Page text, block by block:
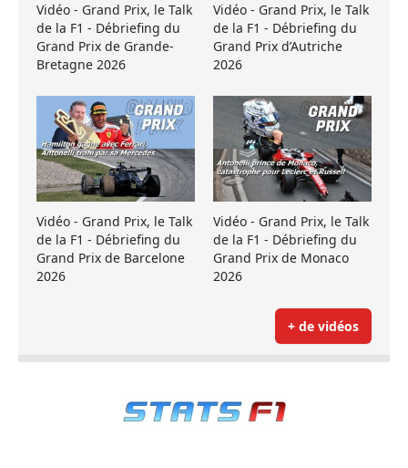
Vidéo - Grand Prix, le Talk
de la F1 - Débriefing du
Grand Prix de Grande-
Bretagne 2026
Vidéo - Grand Prix, le Talk
de la F1 - Débriefing du
Grand Prix d’Autriche
2026
Vidéo - Grand Prix, le Talk
de la F1 - Débriefing du
Grand Prix de Barcelone
2026
Vidéo - Grand Prix, le Talk
de la F1 - Débriefing du
Grand Prix de Monaco
2026
+ de vidéos